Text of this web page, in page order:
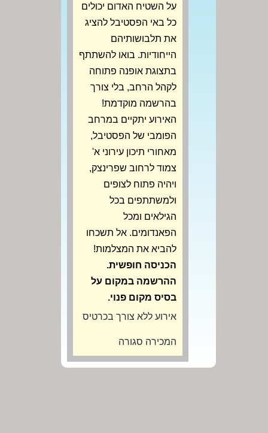
על השטיח האדום יכולים
כל באי הפסטיבל להציג
את תלבושותיהם
הייחודיות. בואו להשתתף
בתצוגת אופנה פתוחה
לקהל הרחב, בלי צורך
בהרשמה מוקדמת!
האירוע יתקיים במרחב
הפומבי של הפסטיבל,
מאחורי תיכון עירוני א'
צמוד לרחוב שפרינצק,
ויהיה פתוח לצופים
ולמשתתפים בכל
הגילאים ומכל
הפאנדומים. אל תשכחו
להביא את המצלמות!
הכניסה חופשית.
ההרשמה במקום על
בסיס מקום פנוי.
אירוע ללא צורך בכרטיס
המכירה סגורה